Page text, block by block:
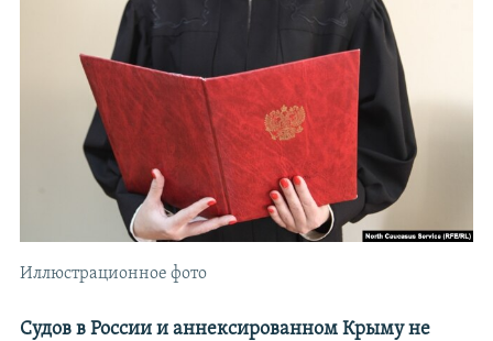
Иллюстрационное фото
Судов в России и аннексированном Крыму не